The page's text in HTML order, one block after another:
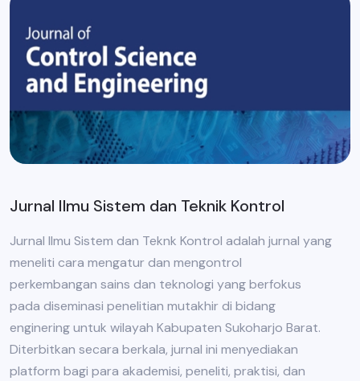
Jurnal Ilmu Sistem dan Teknik Kontrol
Jurnal Ilmu Sistem dan Teknk Kontrol adalah jurnal yang
meneliti cara mengatur dan mengontrol
perkembangan sains dan teknologi yang berfokus
pada diseminasi penelitian mutakhir di bidang
enginering untuk wilayah Kabupaten Sukoharjo Barat.
Diterbitkan secara berkala, jurnal ini menyediakan
platform bagi para akademisi, peneliti, praktisi, dan